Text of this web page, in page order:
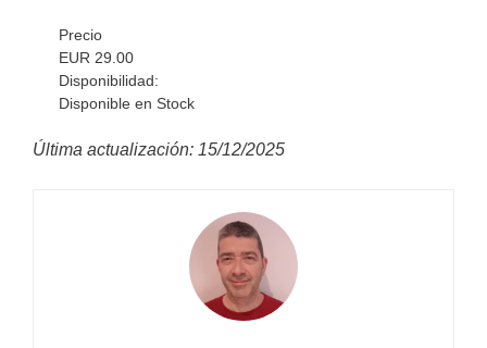
Precio
EUR 29.00
Disponibilidad:
Disponible en Stock
Última actualización: 15/12/2025